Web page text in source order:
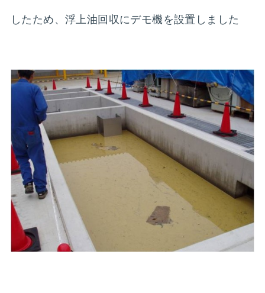
したため、浮上油回収にデモ機を設置しました